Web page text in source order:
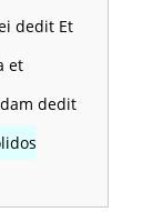
dedit Et
et
dedit